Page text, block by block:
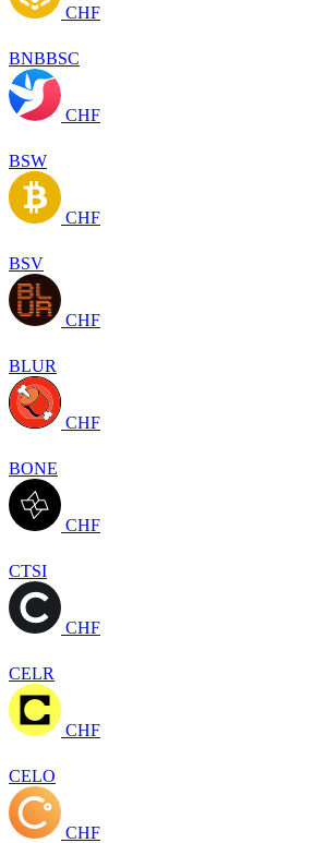
CHF
BNBBSC
CHF
BSW
CHF
BSV
CHF
BLUR
CHF
BONE
CHF
CTSI
CHF
CELR
CHF
CELO
CHF